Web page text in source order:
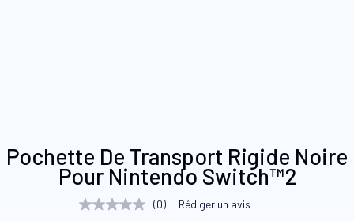
to
beginning
Pochette De Transport Rigide Noire
Pour Nintendo Switch™2
Aucune (0) Rédiger un avis